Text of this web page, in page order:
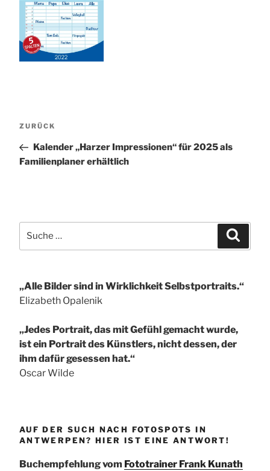
Vorheriger
ZURÜCK
Kalender „Harzer Impressionen“ für 2025 als
Familienplaner erhältlich
nach:
„Alle Bilder sind in Wirklichkeit Selbstportraits.“
Elizabeth Opalenik
„Jedes Portrait, das mit Gefühl gemacht wurde,
ist ein Portrait des Künstlers, nicht dessen, der
ihm dafür gesessen hat.“
Oscar Wilde
AUF DER SUCH NACH FOTOSPOTS IN
ANTWERPEN? HIER IST EINE ANTWORT!
Buchempfehlung vom Fototrainer Frank Kunath